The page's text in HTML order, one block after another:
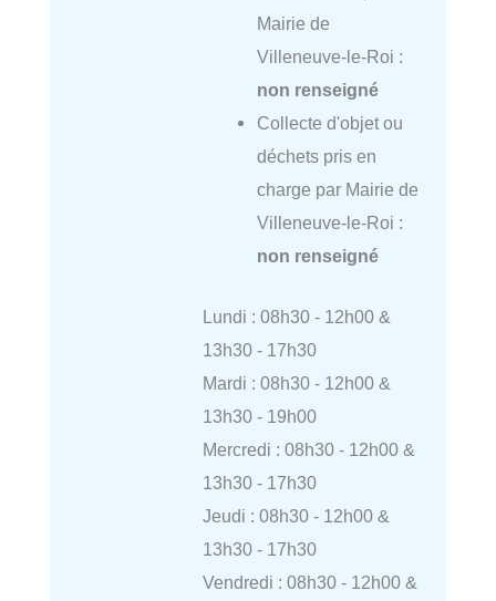
Mairie de
Villeneuve-le-Roi :
non renseigné
Collecte d'objet ou
déchets pris en
charge par Mairie de
Villeneuve-le-Roi :
non renseigné
Lundi : 08h30 - 12h00 &
13h30 - 17h30
Mardi : 08h30 - 12h00 &
13h30 - 19h00
Mercredi : 08h30 - 12h00 &
13h30 - 17h30
Jeudi : 08h30 - 12h00 &
13h30 - 17h30
Vendredi : 08h30 - 12h00 &